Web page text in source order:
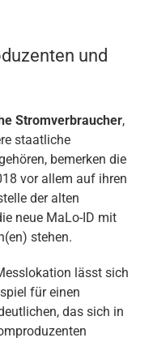
und
Stromverbraucher,
staatliche
bemerken die
vor allem auf ihren
der alten
neue MaLo-ID mit
stehen.
lässt sich
für einen
das sich in